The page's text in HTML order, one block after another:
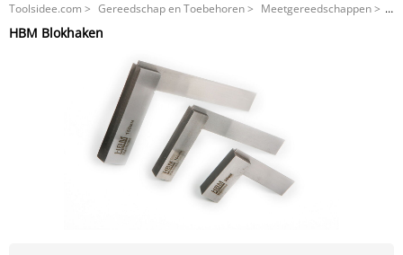
Toolsidee.com > Gereedschap en Toebehoren> Meetgereedschappen>
HBM Blokhaken
HBM Blokhaken